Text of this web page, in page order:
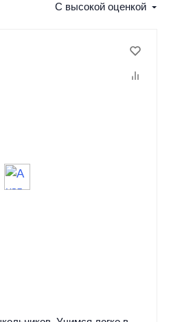
С высокой оценкой